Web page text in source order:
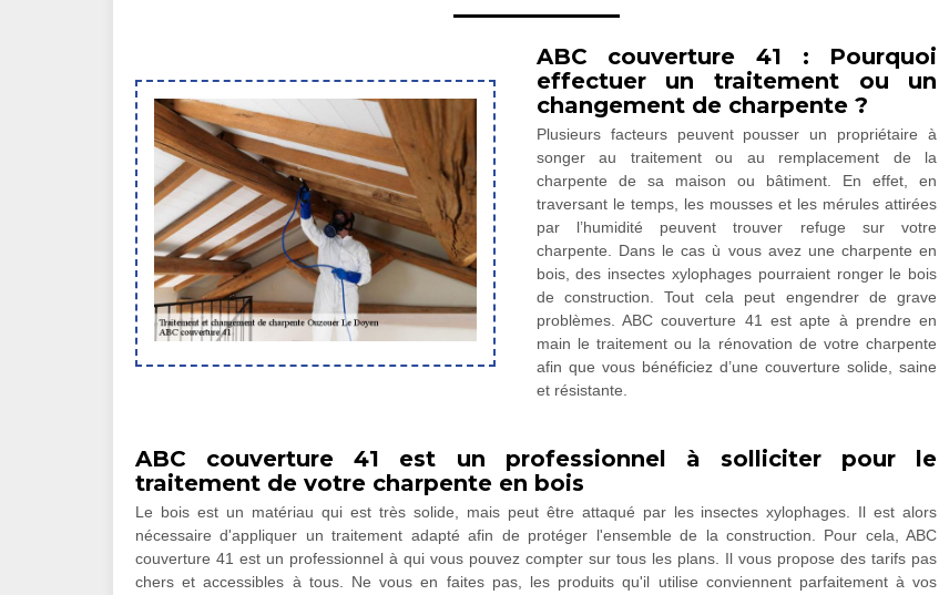
ABC couverture 41 : Pourquoi
effectuer un traitement ou un
changement de charpente ?
Plusieurs facteurs peuvent pousser un propriétaire à
songer au traitement ou au remplacement de la
charpente de sa maison ou bâtiment. En effet, en
traversant le temps, les mousses et les mérules attirées
par l’humidité peuvent trouver refuge sur votre
charpente. Dans le cas ù vous avez une charpente en
bois, des insectes xylophages pourraient ronger le bois
de construction. Tout cela peut engendrer de grave
problèmes. ABC couverture 41 est apte à prendre en
main le traitement ou la rénovation de votre charpente
afin que vous bénéficiez d’une couverture solide, saine
et résistante.
ABC couverture 41 est un professionnel à solliciter pour le
traitement de votre charpente en bois
Le bois est un matériau qui est très solide, mais peut être attaqué par les insectes xylophages. Il est alors
nécessaire d'appliquer un traitement adapté afin de protéger l'ensemble de la construction. Pour cela, ABC
couverture 41 est un professionnel à qui vous pouvez compter sur tous les plans. Il vous propose des tarifs pas
chers et accessibles à tous. Ne vous en faites pas, les produits qu'il utilise conviennent parfaitement à vos